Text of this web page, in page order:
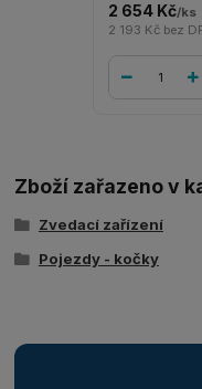
2 654 Kč/ks
2 193 Kč bez
Zboží zařazeno v
Zvedací zařízení
Pojezdy - kočky